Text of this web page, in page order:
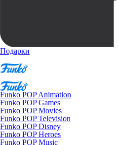
Подарки
Funko POP Animation
Funko POP Games
Funko POP Movies
Funko POP Television
Funko POP Disney
Funko POP Heroes
Funko POP Music